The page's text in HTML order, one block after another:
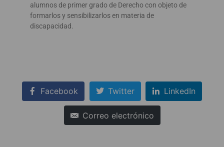
alumnos de primer grado de Derecho con objeto de
formarlos y sensibilizarlos en materia de
discapacidad.
Facebook Twitter LinkedIn
Correo electrónico